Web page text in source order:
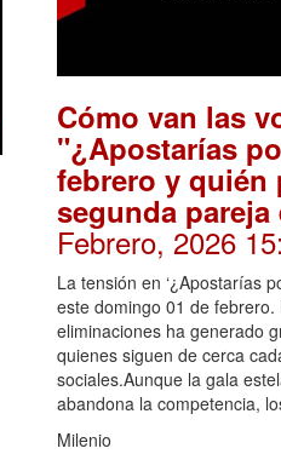
Cómo van las
"¿Apostarías
febrero y quién
segunda
Febrero, 2026
La tensión en ‘¿Apostarías
este domingo 01 de
eliminaciones ha generado
quienes siguen de cerca
sociales.Aunque la gala
abandona la competencia,
Milenio